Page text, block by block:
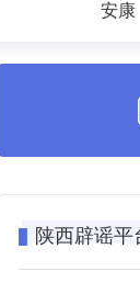
安康
陕西辟谣平